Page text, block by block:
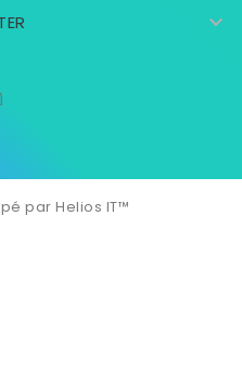

par Helios IT™